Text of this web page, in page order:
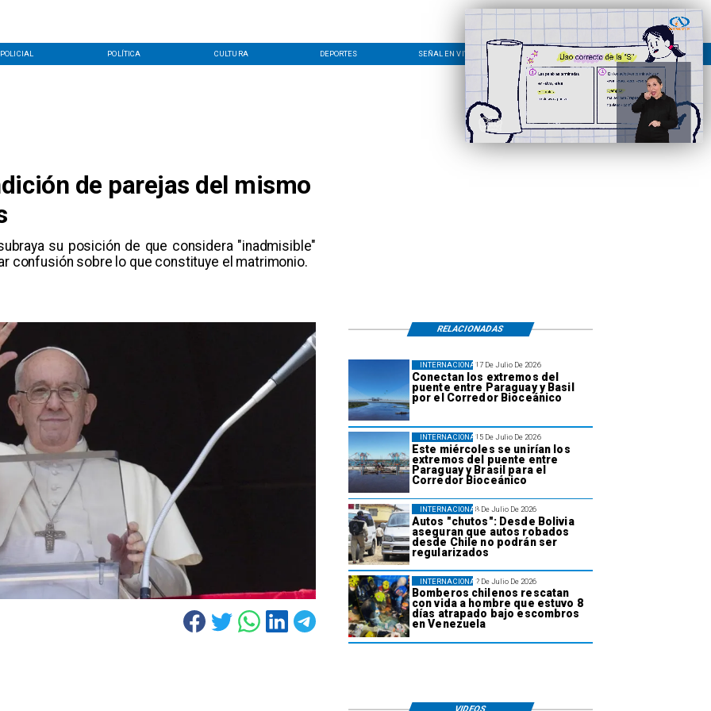
POLICIAL POLÍTICA CULTURA DEPORTES SEÑAL EN VIVO CONTACTO LÍNEA EDITORIAL
de parejas del mismo
su posición de que considera "inadmisible"
confusión sobre lo que constituye el matrimonio.
17 De Julio De 2026
Conectan los extremos del
puente entre Paraguay y Basil
por el Corredor Bioceánico
INTERNACIONAL
15 De Julio De 2026
Este miércoles se unirían los
extremos del puente entre
Paraguay y Brasil para el
Corredor Bioceánico
INTERNACIONAL
8 De Julio De 2026
Autos "chutos": Desde Bolivia
aseguran que autos robados
desde Chile no podrán ser
regularizados
INTERNACIONAL
2 De Julio De 2026
Bomberos chilenos rescatan
con vida a hombre que estuvo 8
días atrapado bajo escombros
en Venezuela
INTERNACIONAL
RELACIONADAS